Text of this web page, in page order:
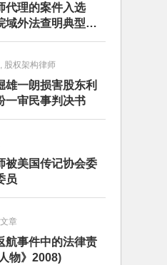
代理的案件入选
域外法查明典型案
股权架构律师
雄一朗损害股东利
一审民事判决书
被美国传记协会委
员
章
航事件中的法律责
物》2008)